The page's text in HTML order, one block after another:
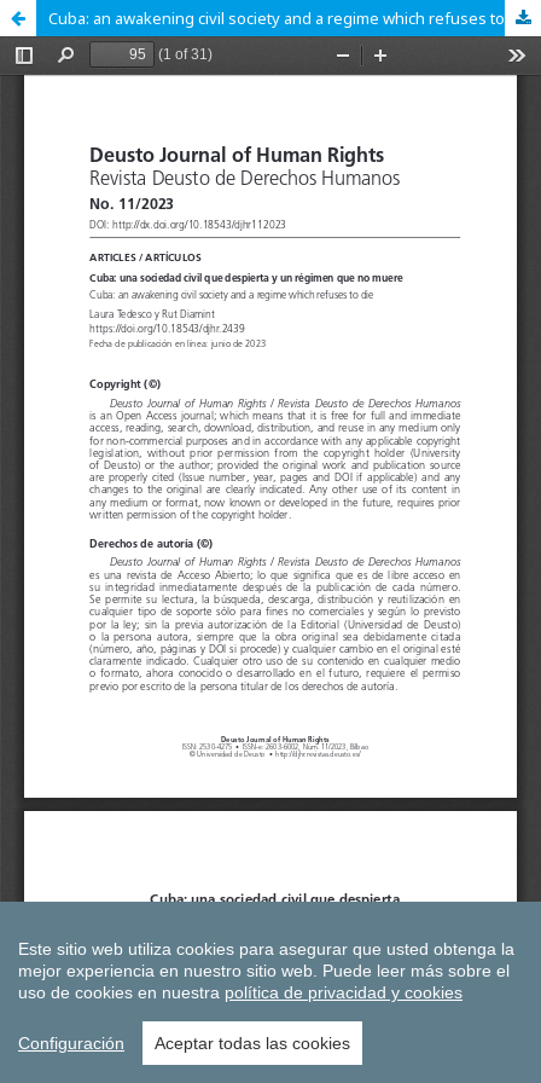
Cuba: an awakening civil society and a regime which refuses to die
Este sitio web utiliza cookies para asegurar que usted obtenga la
mejor experiencia en nuestro sitio web. Puede leer más sobre el
uso de cookies en nuestra política de privacidad y cookies
Configuración Aceptar todas las cookies